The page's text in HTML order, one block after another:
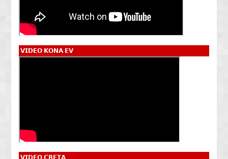
𝗩𝗜𝗗𝗘𝗢 𝗞𝗢𝗡𝗔 𝗘𝗩
𝗩𝗜𝗗𝗘𝗢 𝗖𝗥𝗘𝗧𝗔